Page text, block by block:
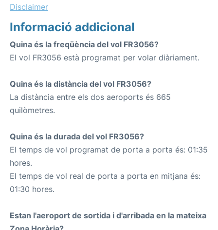
Disclaimer
Informació addicional
Quina és la freqüència del vol FR3056?
El vol FR3056 està programat per volar diàriament.
Quina és la distància del vol FR3056?
La distància entre els dos aeroports és 665
quilòmetres.
Quina és la durada del vol FR3056?
El temps de vol programat de porta a porta és: 01:35
hores.
El temps de vol real de porta a porta en mitjana és:
01:30 hores.
Estan l'aeroport de sortida i d'arribada en la mateixa